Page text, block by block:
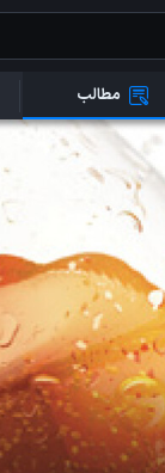
مطالب